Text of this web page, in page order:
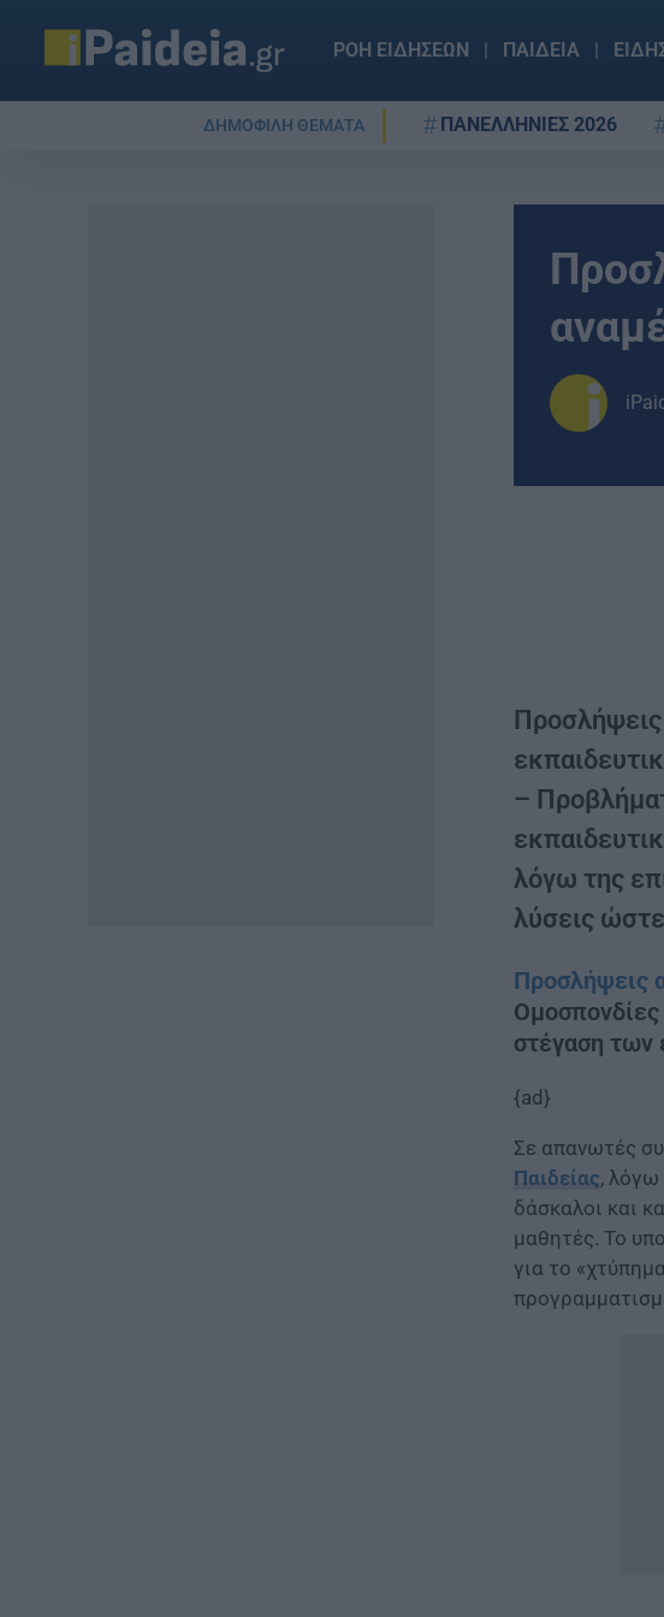
ΡΟΗ ΕΙΔΗΣΕΩΝ ΠΑΙΔΕΙΑ
ΔΗΜΟΦΙΛΗ ΘΕΜΑΤΑ ΠΑΝΕΛΛΗΝΙΕΣ 2026
–
λόγω της
λύσεις
Προσλήψεις
στέγαση των
{ad}
Σε απανωτές
Παιδείας, λόγω
δάσκαλοι και
μαθητές. Το
για το